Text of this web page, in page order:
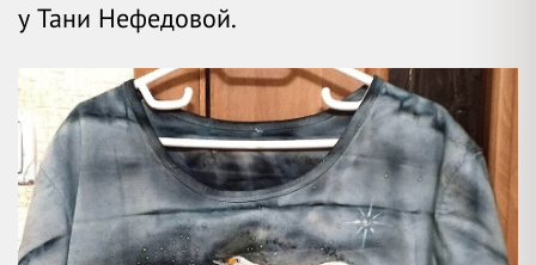
у Тани Нефедовой.